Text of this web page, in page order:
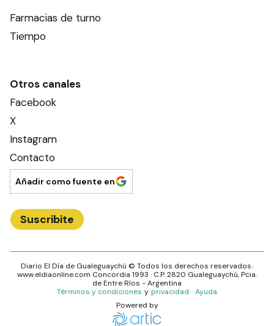
Farmacias de turno
Tiempo
Otros canales
Facebook
X
Instagram
Contacto
Añadir como fuente en
Suscribite
Diario El Día de Gualeguaychú © Todos los derechos reservados.·
www.eldiaonline.com Concordia 1993 · C.P.2820 Gualeguaychú, Pcia.
deEntre Ríos - Argentina
Términos y condiciones y privacidad · Ayuda
Powered by